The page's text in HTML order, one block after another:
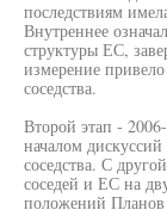
последствиям
Внутреннее
структуры ЕС,
измерение
соседства.
Второй этап -
началом
соседства. С
соседей и ЕС на
положений Планов